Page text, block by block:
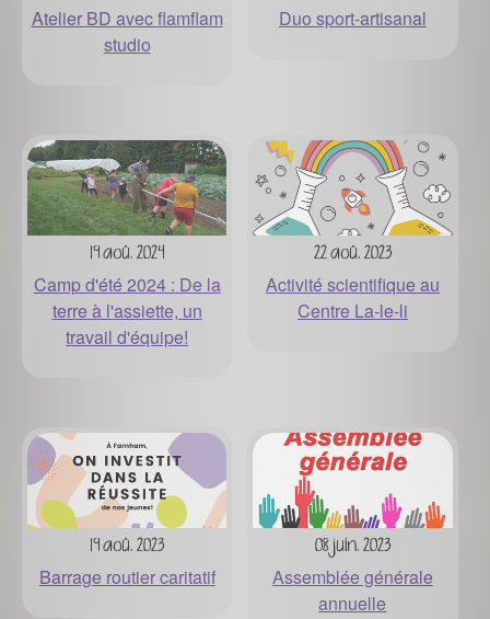
Atelier BD avec flamflam
studio
Duo sport-artisanal
19 aoû. 2024
Camp d'été 2024 : De la
terre à l'assiette, un
travail d'équipe!
22 aoû. 2023
Activité scientifique au
Centre La-le-li
19 aoû. 2023
Barrage routier caritatif
08 juin. 2023
Assemblée générale
annuelle